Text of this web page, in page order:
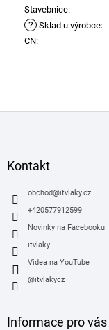
Stavebnice:
? Sklad u výrobce:
CN:
Kontakt
obchod@itvlaky.cz
+420577912599
Novinky na Facebooku
itvlaky
Videa na YouTube
@itvlakycz
Informace pro vás